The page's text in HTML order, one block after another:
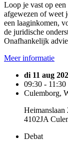
Loop je vast op een
afgewezen of weet
een laaginkomen,
de juridische
Onafhankelijk
Meer informatie
di 11 aug
09:30 - 11:30
Culemborg,
Heimanslaan
4102JA
Debat